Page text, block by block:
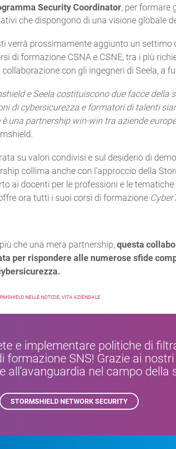
Security Coordinator, per formare
che dispongono di una visione globale
verrà prossimamente aggiunto un
di formazione CSNA e CSNE, tra i più
con gli ingegneri di Seela, a
e Seela costituiscono due facce della
di cybersicurezza e formatori di talenti
è una partnership win-win tra aziende
su valori condivisi e sul desiderio di
collima anche con l'approccio della
ai docenti per le professioni e le
ora tutti i suoi corsi di formazione
che una mera partnership,questa
per rispondere alle numerose sfide
NELLE NOTIZIE VITA AZIENDALE
e implementare politiche di
formazione SNS! Grazie ai
all’avanguardia nel campo della
STORMSHIELD NETWORK SECURITY